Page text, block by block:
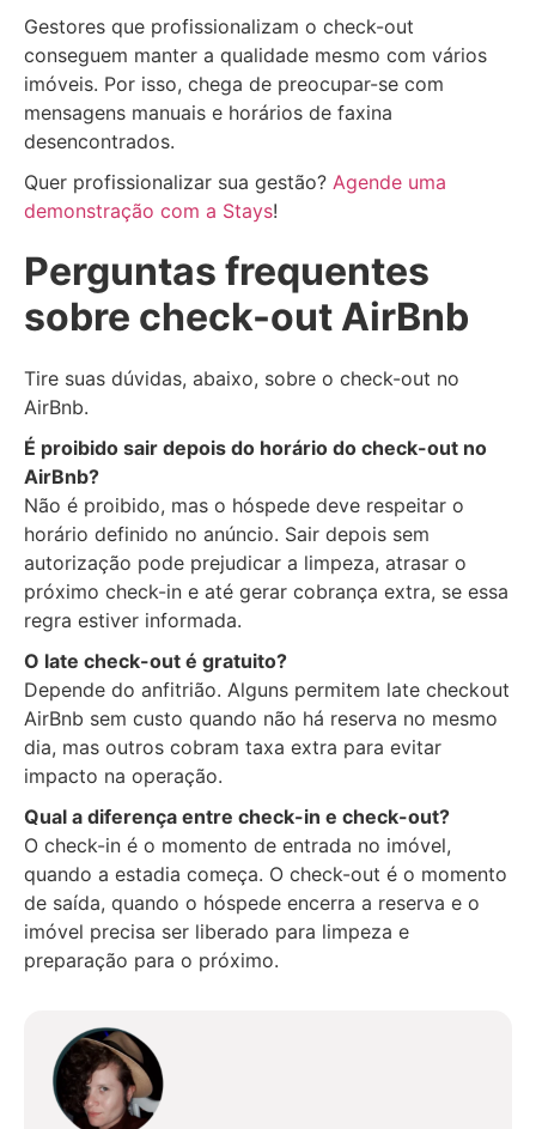
Gestores que profissionalizam o check-out
conseguem manter a qualidade mesmo com vários
imóveis. Por isso, chega de preocupar-se com
mensagens manuais e horários de faxina
desencontrados.
Quer profissionalizar sua gestão? Agende uma
demonstração com a Stays!
Perguntas frequentes
sobre check-out AirBnb
Tire suas dúvidas, abaixo, sobre o check-out no
AirBnb.
É proibido sair depois do horário do check-out no
AirBnb?
Não é proibido, mas o hóspede deve respeitar o
horário definido no anúncio. Sair depois sem
autorização pode prejudicar a limpeza, atrasar o
próximo check-in e até gerar cobrança extra, se essa
regra estiver informada.
O late check-out é gratuito?
Depende do anfitrião. Alguns permitem late checkout
AirBnb sem custo quando não há reserva no mesmo
dia, mas outros cobram taxa extra para evitar
impacto na operação.
Qual a diferença entre check-in e check-out?
O check-in é o momento de entrada no imóvel,
quando a estadia começa. O check-out é o momento
de saída, quando o hóspede encerra a reserva e o
imóvel precisa ser liberado para limpeza e
preparação para o próximo.